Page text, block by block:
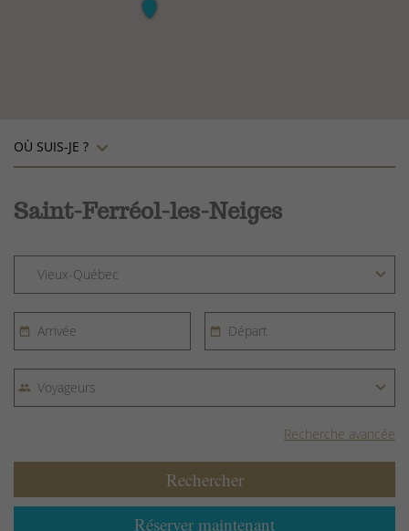
OÙ SUIS-JE ?
Saint-Ferréol-les-Neiges
Recherche avancée
Réserver maintenant
Rechercher